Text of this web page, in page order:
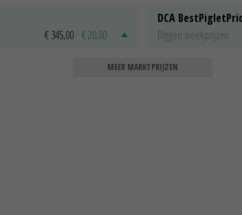
€ 345,00 € 20,00
DCA
Biggen weekprijzen
MEER MARKTPRIJZEN